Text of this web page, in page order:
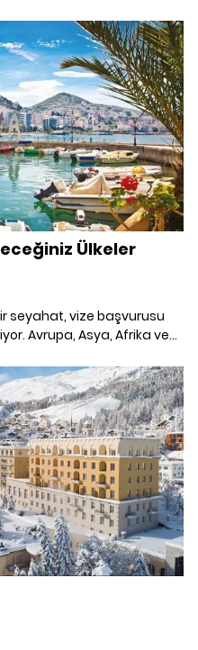
Miami Sanat
Ülkeler
seyahat, vize başvurusu
Avrupa, Asya, Afrika ve